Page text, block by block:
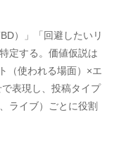
）」「回避したいリ
定する。価値仮説は
（使われる場面）×エ
表現し、投稿タイプ
ライブ）ごとに役割